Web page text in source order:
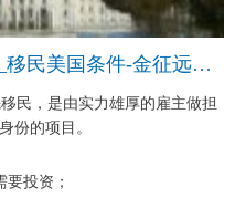
美国EB3移民费用/条件/流程_移民美国条件-金征远皇家移民中介
民，是由实力雄厚的雇主做担
份的项目。
投资；